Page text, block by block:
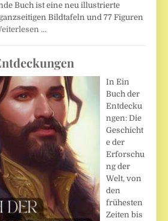
Buch ist eine neu illustrierte
Bildtafeln und 77 Figuren
…
In Ein
Buch der
Entdecku
ngen: Die
Geschicht
e der
Erforschu
ng der
Welt, von
den
frühesten
Zeiten bis